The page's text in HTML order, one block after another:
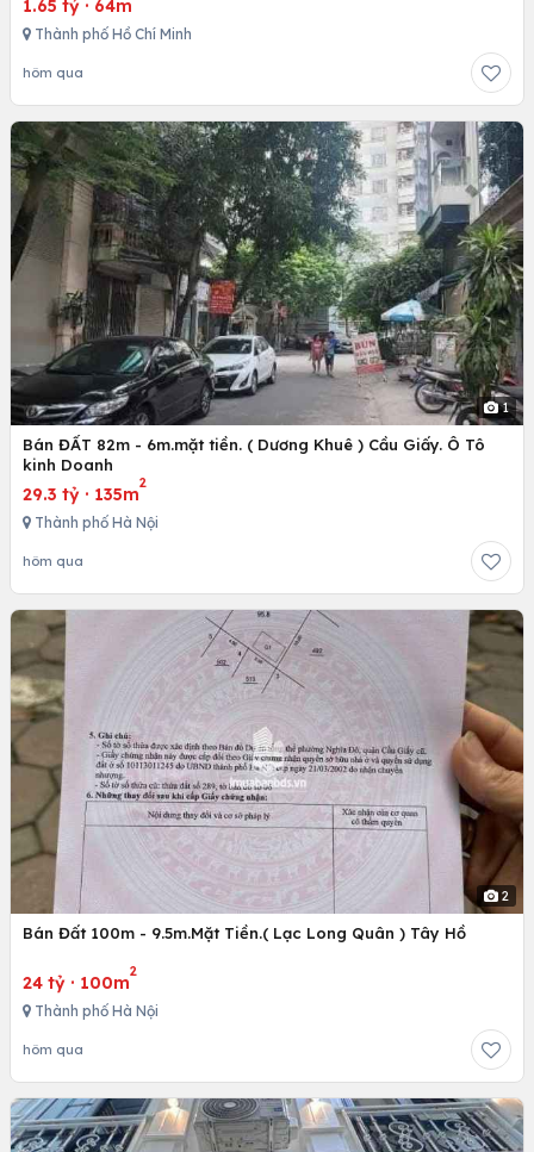
1.65 tỷ · 64m
Thành phố Hồ Chí Minh
hôm qua
1
Bán ĐẤT 82m - 6m.mặt tiền. ( Dương Khuê ) Cầu Giấy. Ô Tô
kinh Doanh
29.3 tỷ · 135m
2
Thành phố Hà Nội
hôm qua
2
Bán Đất 100m - 9.5m.Mặt Tiền.( Lạc Long Quân ) Tây Hồ
24 tỷ · 100m
2
Thành phố Hà Nội
hôm qua